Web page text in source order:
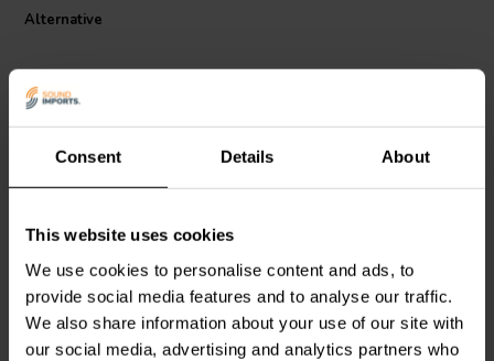
Consent Details About
This website uses cookies
We use cookies to personalise content and ads, to
provide social media features and to analyse our traffic.
We also share information about your use of our site with
our social media, advertising and analytics partners who
componenti-audio
L'Audio Note Tantalum Non-Magnetic Resistor è adatta per progetti
fai-da-te, upgrade e riparazioni sia in ambito professionale che per
appassionati. La sua costruzione robusta e l'attenzione alla qualità
dei materiali la rendono una scelta preferita nei circuiti in cui
prestazioni e durata sono fondamentali. Questa resistenza è inoltre
compatibile con una vasta gamma dicomponenti-crossovere altri
personalizzati.
Alternative
1,2 Ω | 10 W | 1%
1
klantbeoordelingen
8,2 Ω | 5 W | 1%
0
klantbeoordelingen